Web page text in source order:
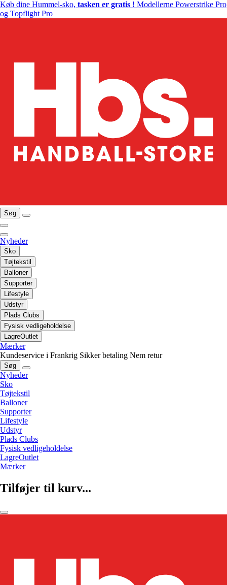
Køb dine Hummel-sko, tasken er gratis ! Modellerne Powerstrike Pro
og Topflight Pro
Søg
Nyheder
Sko
Tøjtekstil
Balloner
Supporter
Lifestyle
Udstyr
Plads Clubs
Fysisk vedligeholdelse
LagreOutlet
Mærker
Kundeservice i Frankrig Sikker betaling Nem retur
Søg
Nyheder
Sko
Tøjtekstil
Balloner
Supporter
Lifestyle
Udstyr
Plads Clubs
Fysisk vedligeholdelse
LagreOutlet
Mærker
Tilføjer til kurv...